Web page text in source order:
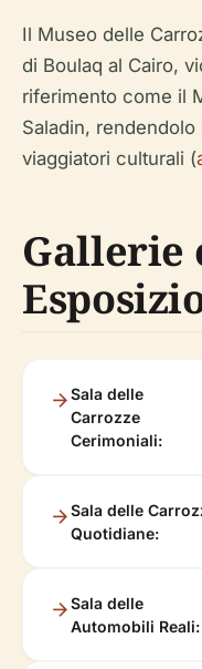
Il Museo delle
di Boulaq al Cairo,
riferimento come il
Saladin,
viaggiatori culturali (
Gallerie
Sala delle
Carrozze
Cerimoniali:
Sala delle
Quotidiane:
Sala delle
Automobili Reali: